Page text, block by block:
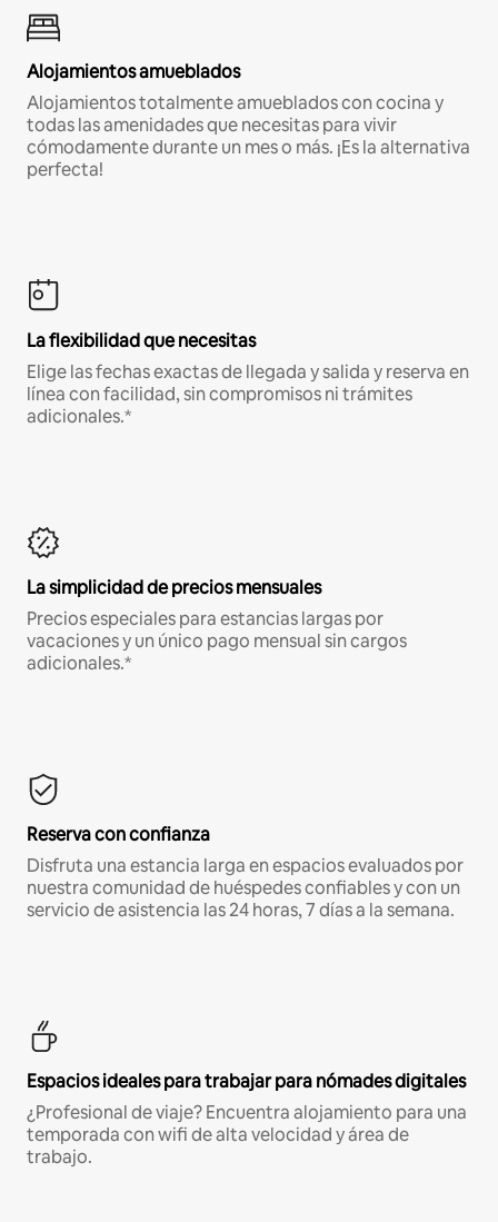
Alojamientos amueblados
Alojamientos totalmente amueblados con cocina y
todas las amenidades que necesitas para vivir
cómodamente durante un mes o más. ¡Es la alternativa
perfecta!
La flexibilidad que necesitas
Elige las fechas exactas de llegada y salida y reserva en
línea con facilidad, sin compromisos ni trámites
adicionales.*
La simplicidad de precios mensuales
Precios especiales para estancias largas por
vacaciones y un único pago mensual sin cargos
adicionales.*
Reserva con confianza
Disfruta una estancia larga en espacios evaluados por
nuestra comunidad de huéspedes confiables y con un
servicio de asistencia las 24 horas, 7 días a la semana.
Espacios ideales para trabajar para nómades digitales
¿Profesional de viaje? Encuentra alojamiento para una
temporada con wifi de alta velocidad y área de
trabajo.